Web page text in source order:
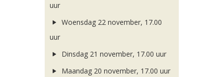
uur
Woensdag 22 november, 17.00
uur
Dinsdag 21 november, 17.00 uur
Maandag 20 november, 17.00 uur